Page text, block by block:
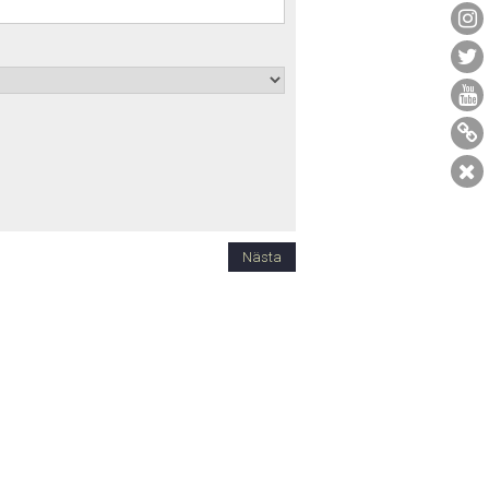
Nästa